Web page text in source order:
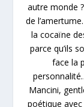
autre monde
de
la cocaïne
parce qu’ils
face la
Mancini,
poétique